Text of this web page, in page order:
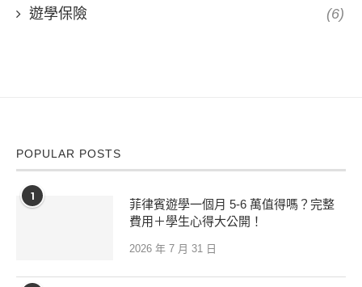
遊學保險 (6)
POPULAR POSTS
1
菲律賓遊學一個月 5-6 萬值得嗎？完整
費用＋學生心得大公開！
2026 年 7 月 31 日